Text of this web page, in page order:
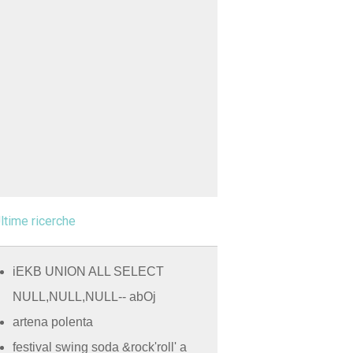
ricerche
iEKB UNION ALL SELECT
NULL,NULL,NULL-- abOj
artena polenta
festival swing soda &rock'roll' a